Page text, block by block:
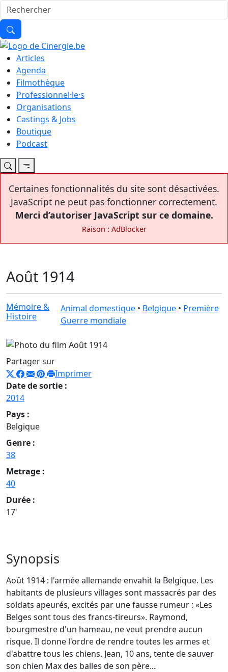
Articles
Agenda
Filmothèque
Professionnel·le·s
Organisations
Castings & Jobs
Boutique
Podcast
Certaines fonctionnalités du site sont désactivées.
JavaScript ne peut pas fonctionner correctement.
Merci d’autoriser JavaScript sur ce domaine.
Raison : AdBlocker
Août 1914
Mémoire &
Histoire
Animal domestique• Belgique• Première
Guerre mondiale
Partager sur
Imprimer
Date de sortie :
2014
Pays :
Belgique
Genre :
38
Metrage :
40
Durée :
17'
Synopsis
Août 1914 : l'armée allemande envahit la Belgique. Les
habitants de plusieurs villages sont massacrés par des
soldats apeurés, excités par une fausse rumeur : «Les
Belges sont tous des francs-tireurs». Raymond,
bourgmestre d'un hameau, ne veut prendre aucun
risque. Il donne l'ordre de rendre toutes les armes et
d'abattre tous les chiens. Jean, 10 ans, tente de sauver
son chien Max des balles de son père...